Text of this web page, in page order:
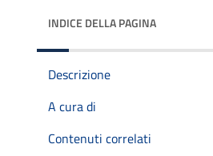
INDICE DELLA PAGINA
Descrizione
A cura di
Contenuti correlati